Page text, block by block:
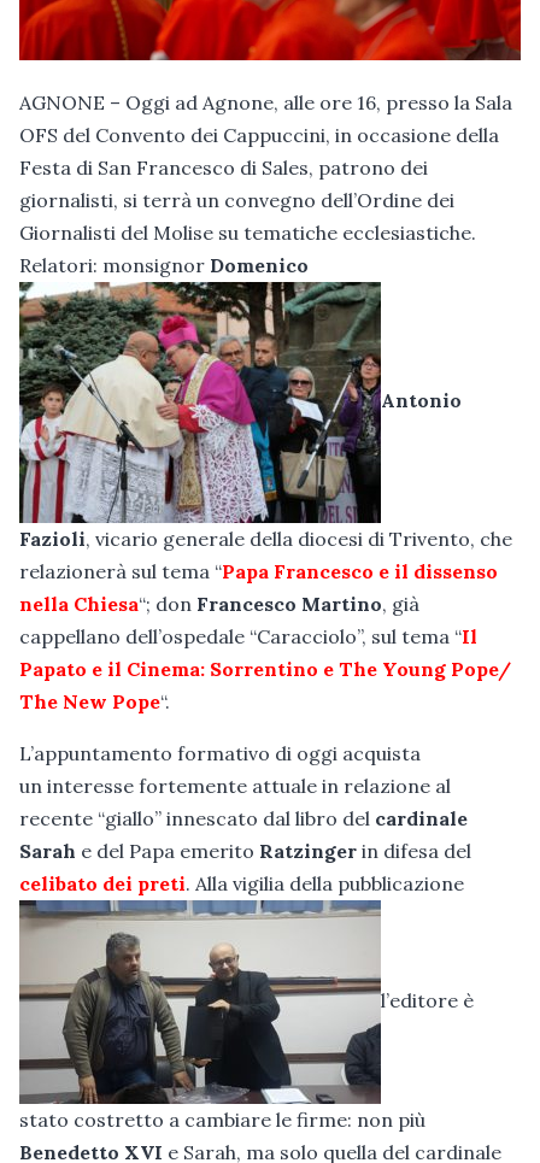
AGNONE – Oggi ad Agnone, alle ore 16, presso la Sala
OFS del Convento dei Cappuccini, in occasione della
Festa di San Francesco di Sales, patrono dei
giornalisti, si terrà un convegno dell’Ordine dei
Giornalisti del Molise su tematiche ecclesiastiche.
Relatori: monsignor Domenico
Antonio
Fazioli, vicario generale della diocesi di Trivento, che
relazionerà sul tema “Papa Francesco e il dissenso
nella Chiesa“; don Francesco Martino, già
cappellano dell’ospedale “Caracciolo”, sul tema “Il
Papato e il Cinema: Sorrentino e The Young Pope/
The New Pope“.
L’appuntamento formativo di oggi acquista
un interesse fortemente attuale in relazione al
recente “giallo” innescato dal libro del cardinale
Sarah e del Papa emerito Ratzinger in difesa del
celibato dei preti. Alla vigilia della pubblicazione
l’editore è
stato costretto a cambiare le firme: non più
Benedetto XVI e Sarah, ma solo quella del cardinale